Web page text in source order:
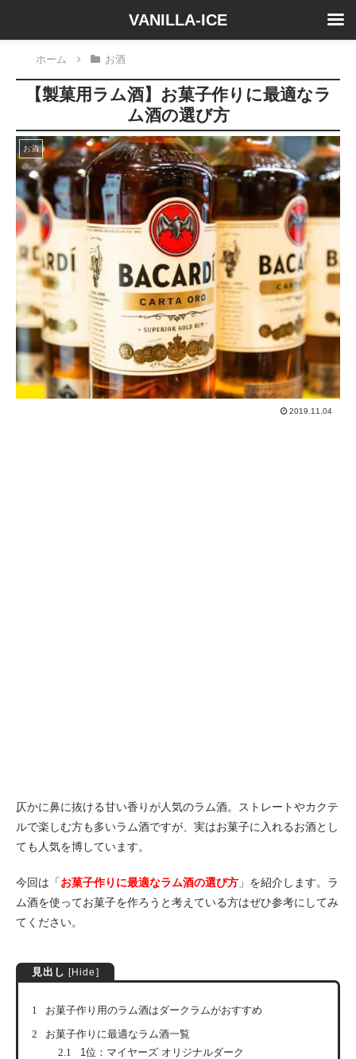
ホーム お酒
【製菓用ラム酒】お菓子作りに最適なラ
ム酒の選び方
お酒
2019.11.04
仄かに鼻に抜ける甘い香りが人気のラム酒。ストレートやカクテ
ルで楽しむ方も多いラム酒ですが、実はお菓子に入れるお酒とし
ても人気を博しています。
今回は「お菓子作りに最適なラム酒の選び方 」を紹介します。ラ
ム酒を使ってお菓子を作ろうと考えている方はぜひ参考にしてみ
てください。
見出し [Hide ]
1
お菓子作り用のラム酒はダークラムがおすすめ
2
お菓子作りに最適なラム酒一覧
2.1
1位：マイヤーズ オリジナルダーク
VANILLA-ICE